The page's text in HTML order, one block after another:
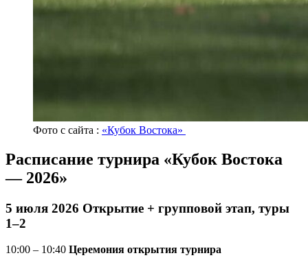
Фото с сайта : «Кубок Востока»
Расписание турнира «Кубок Востока
— 2026»
5 июля 2026 Открытие + групповой этап, туры
1–2
10:00 – 10:40 Церемония открытия турнира